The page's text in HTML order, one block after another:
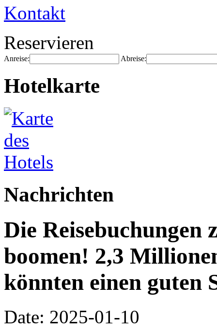
Kontakt
Reservieren
Anreise: Abreise:
Hotelkarte
Nachrichten
Die Reisebuchungen
boomen! 2,3
könnten einen guten
Date: 2025-01-10